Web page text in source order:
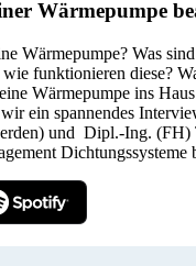
Wärmepumpe
Wärmepumpe? Was
funktionieren diese?
Wärmepumpe ins
ein spannendes
und Dipl.-Ing. (FH)